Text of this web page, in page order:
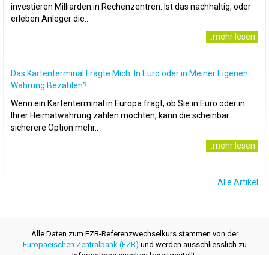
investieren Milliarden in Rechenzentren. Ist das nachhaltig, oder
erleben Anleger die..
..mehr lesen
Das Kartenterminal Fragte Mich: In Euro oder in Meiner Eigenen
Währung Bezahlen?
Wenn ein Kartenterminal in Europa fragt, ob Sie in Euro oder in
Ihrer Heimatwährung zahlen möchten, kann die scheinbar
sicherere Option mehr..
..mehr lesen
Alle Artikel
Alle Daten zum EZB-Referenzwechselkurs stammen von der
Europaeischen Zentralbank (EZB) und werden ausschliesslich zu